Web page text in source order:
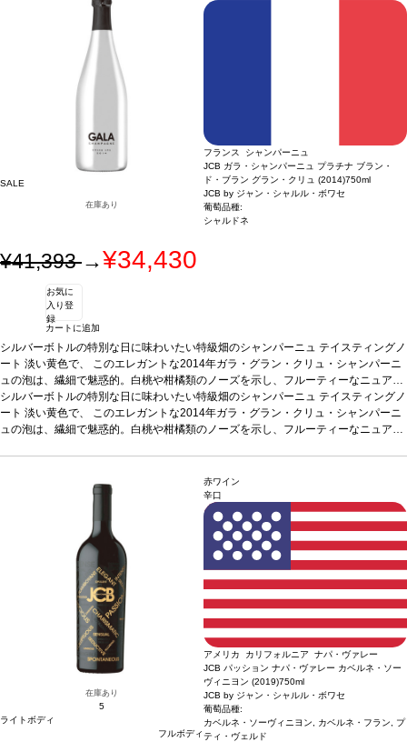
ように成長するか愉しめるような逸品。
葡萄品種
SALE
在庫あり
フランス シャンパーニュ
JCB ガラ・シャンパーニュ プラチナ ブラン・
ド・ブラン グラン・クリュ (2014)750ml
JCB by ジャン・シャルル・ボワセ
葡萄品種:
シャルドネ
¥41,393→¥34,430
お気に
入り登
録
カートに追加
シルバーボトルの特別な日に味わいたい特級畑のシャンパーニュ テイスティングノ
ート 淡い黄色で、 このエレガントな2014年ガラ・グラン・クリュ・シャンパーニ
ュの泡は、繊細で魅惑的。白桃や柑橘類のノーズを示し、フルーティーなニュアン
スが表れる。7年間の熟成を経て、口当たりはフレッシュかつ、酸味とミネラルの
美しいバランスと 酸味、ミネラル感を持つ。葡萄品種 100% シャルドネ
*本ヴィンテージが在庫切れの場合、在庫があり価格が同様の場合は自動的に次の
ヴィンテージに変更されます、ご了承ください。
シルバーボトルの特別な日に味わいたい特級畑のシャンパーニュ テイスティングノ
ート 淡い黄色で、 このエレガントな2014年ガラ・グラン・クリュ・シャンパーニ
ュの泡は、繊細で魅惑的。白桃や柑橘類のノーズを示し、フルーティーなニュアン
在庫あり
5
ライトボディ
フルボディ
赤ワイン
辛口
アメリカ カリフォルニア ナパ・ヴァレー
JCB パッション ナパ・ヴァレー カベルネ・ソー
ヴィニヨン (2019)750ml
JCB by ジャン・シャルル・ボワセ
葡萄品種:
カベルネ・ソーヴィニヨン, カベルネ・フラン, プ
ティ・ヴェルド